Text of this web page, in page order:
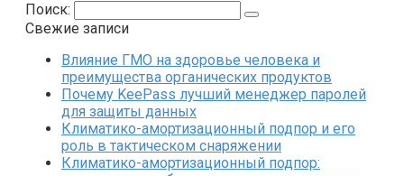
Поиск:
Свежие записи
Влияние ГМО на здоровье человека и
преимущества органических продуктов
Почему KeePass лучший менеджер паролей
для защиты данных
Климатико-амортизационный подпор и его
роль в тактическом снаряжении
Климатико-амортизационный подпор: